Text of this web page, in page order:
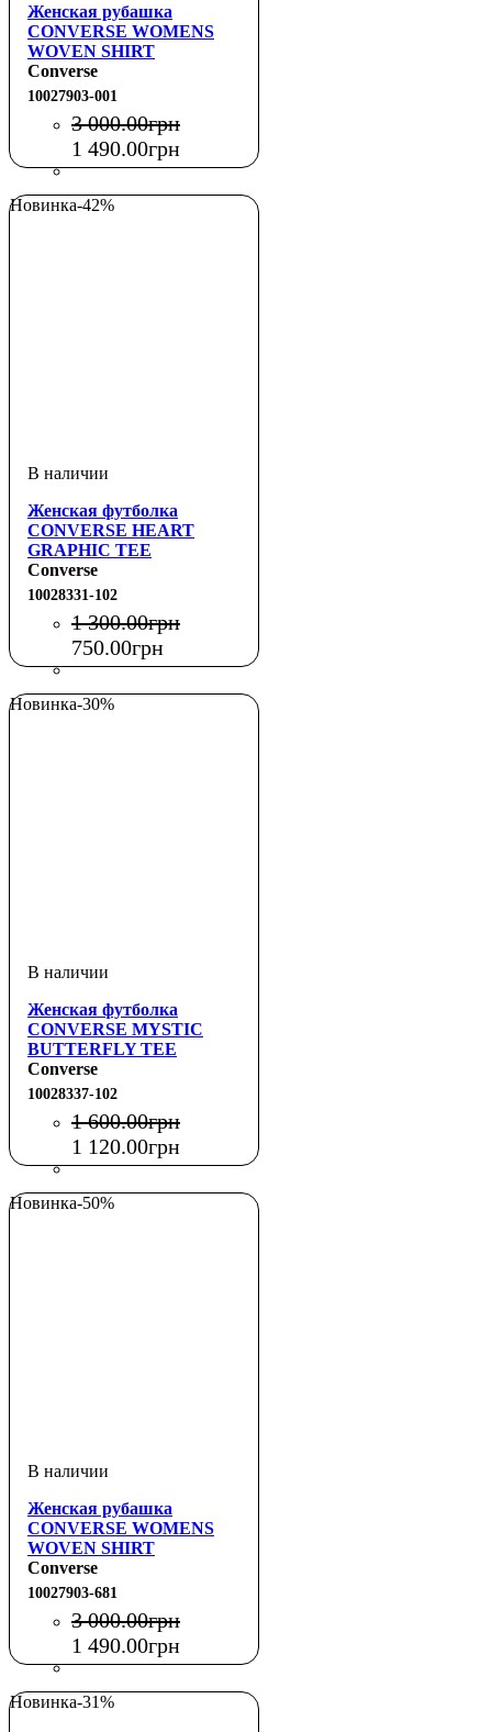
Женская рубашка
CONVERSE WOMENS
WOVEN SHIRT
Converse
10027903-001
3 000.00грн
1 490.00грн
Новинка-42%
Женская футболка
CONVERSE HEART
GRAPHIC TEE
Converse
10028331-102
1 300.00грн
750.00грн
Новинка-30%
Женская футболка
CONVERSE MYSTIC
BUTTERFLY TEE
BLACK
Converse
10028337-102
1 600.00грн
1 120.00грн
Новинка-50%
Женская рубашка
CONVERSE WOMENS
WOVEN SHIRT
Converse
10027903-681
3 000.00грн
1 490.00грн
Новинка-31%